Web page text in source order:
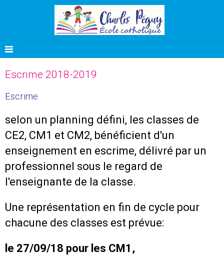
Escrime 2018-2019
Escrime
selon un planning défini, les classes de
CE2, CM1 et CM2, bénéficient d'un
enseignement en escrime, délivré par un
professionnel sous le regard de
l'enseignante de la classe.
Une représentation en fin de cycle pour
chacune des classes est prévue:
le 27/09/18 pour les CM1,